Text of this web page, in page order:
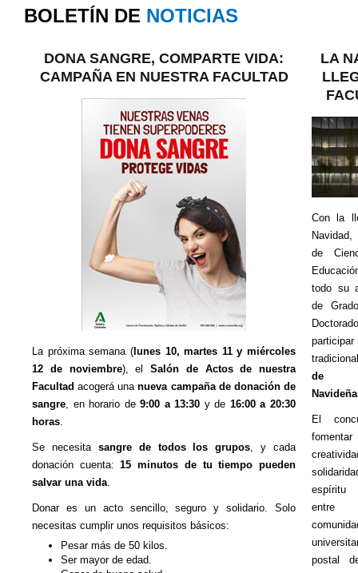
BOLETÍN DE NOTICIAS
DONA SANGRE, COMPARTE VIDA:
CAMPAÑA EN NUESTRA FACULTAD
La próxima semana (lunes 10, martes 11 y miércoles
12 de noviembre), el Salón de Actos de nuestra
Facultad acogerá unanueva campaña de donación de
sangre , en horario de9:00 a 13:30 y de 16:00 a 20:30
horas
Se necesita sangre de todos los grupos , y cada
donación cuenta:15 minutos de tu tiempo pueden
salvar una vida
Donar es un acto sencillo, seguro y solidario. Solo
necesitas cumplir unos requisitos básicos:
Pesar más de 50 kilos.
Ser mayor de edad.
LA
Con la
de
todo su
de
de
El
entre
postal